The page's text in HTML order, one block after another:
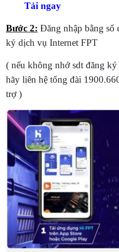
Tải ngay
Bước 2: Đăng nhập bằng số
ký dịch vụ Internet FPT
( nếu không nhớ sdt đăng
hãy liên hệ tổng đài
trợ )